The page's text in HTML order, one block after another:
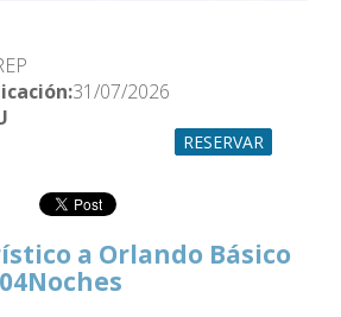
RESERVAR
a Orlando Básico